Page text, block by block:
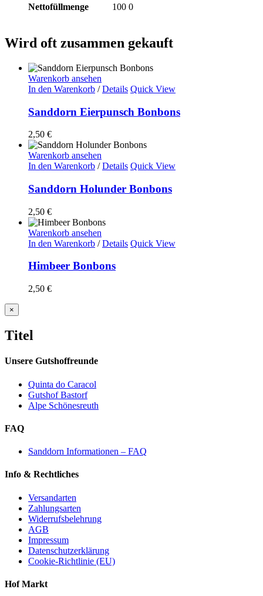
Nettofüllmenge 100 0
Wird oft zusammen gekauft
Warenkorb ansehen
In den Warenkorb / Details Quick View
Sanddorn Eierpunsch Bonbons
2,50 €
Warenkorb ansehen
In den Warenkorb / Details Quick View
Sanddorn Holunder Bonbons
2,50 €
Warenkorb ansehen
In den Warenkorb / Details Quick View
Himbeer Bonbons
2,50 €
Close
product
view
×
Titel
Unsere Gutshoffreunde
Quinta do Caracol
Gutshof Bastorf
Alpe Schönesreuth
FAQ
Sanddorn Informationen – FAQ
Info & Rechtliches
Versandarten
Zahlungsarten
Widerrufsbelehrung
AGB
Impressum
Datenschutzerklärung
Cookie-Richtlinie (EU)
Hof Markt